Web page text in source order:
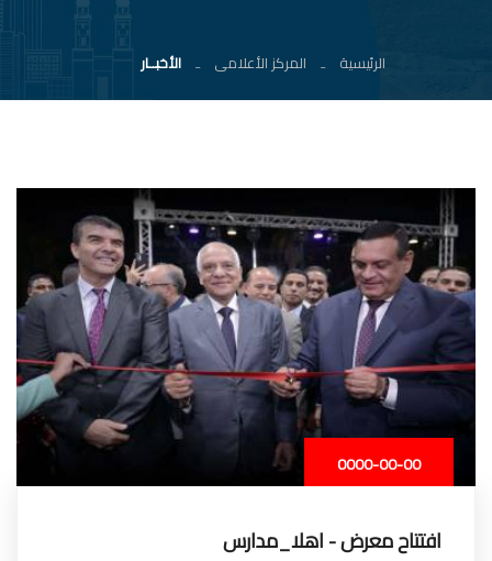
الرئيسية المركز الأعلامى الأخبــار
0000-00-00
افتتاح معرض - اهلا_مدارس